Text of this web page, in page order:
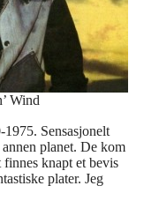
Wind
Sensasjonelt
planet. De kom
knapt et bevis
plater. Jeg